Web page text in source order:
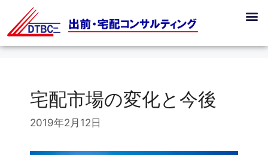
宅配市場の変化と今後
2019年2月12日